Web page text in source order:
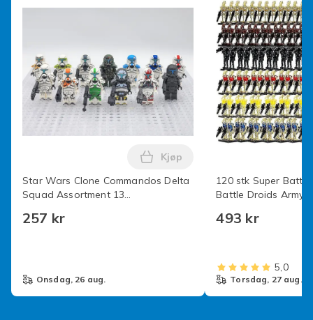
Star Wars Clone Commandos Delta
Squad Assortment 13
257 kr
Legg Star Wars Clone
Kjøp
onsdag, 26 aug.
120 stk Super
Battle Droids Army
Actionfigurer
493 kr
5,0
torsdag, 27 aug.